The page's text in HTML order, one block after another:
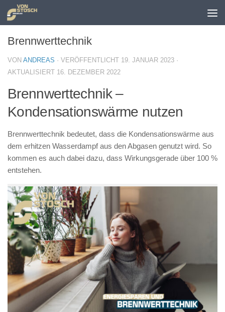
Zum Inhalt springen
Brennwerttechnik
VON ANDREAS · VERÖFFENTLICHT 19. JANUAR 2023 ·
AKTUALISIERT 16. DEZEMBER 2022
Brennwerttechnik –
Kondensationswärme nutzen
Brennwerttechnik bedeutet, dass die Kondensationswärme aus
dem erhitzen Wasserdampf aus den Abgasen genutzt wird. So
kommen es auch dabei dazu, dass Wirkungsgerade über 100 %
entstehen.